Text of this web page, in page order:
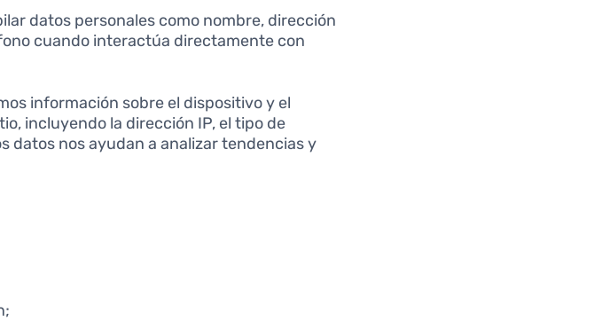
datos personales como nombre, dirección
cuando interactúa directamente con
información sobre el dispositivo y el
incluyendo la dirección IP, el tipo de
datos nos ayudan a analizar tendencias y